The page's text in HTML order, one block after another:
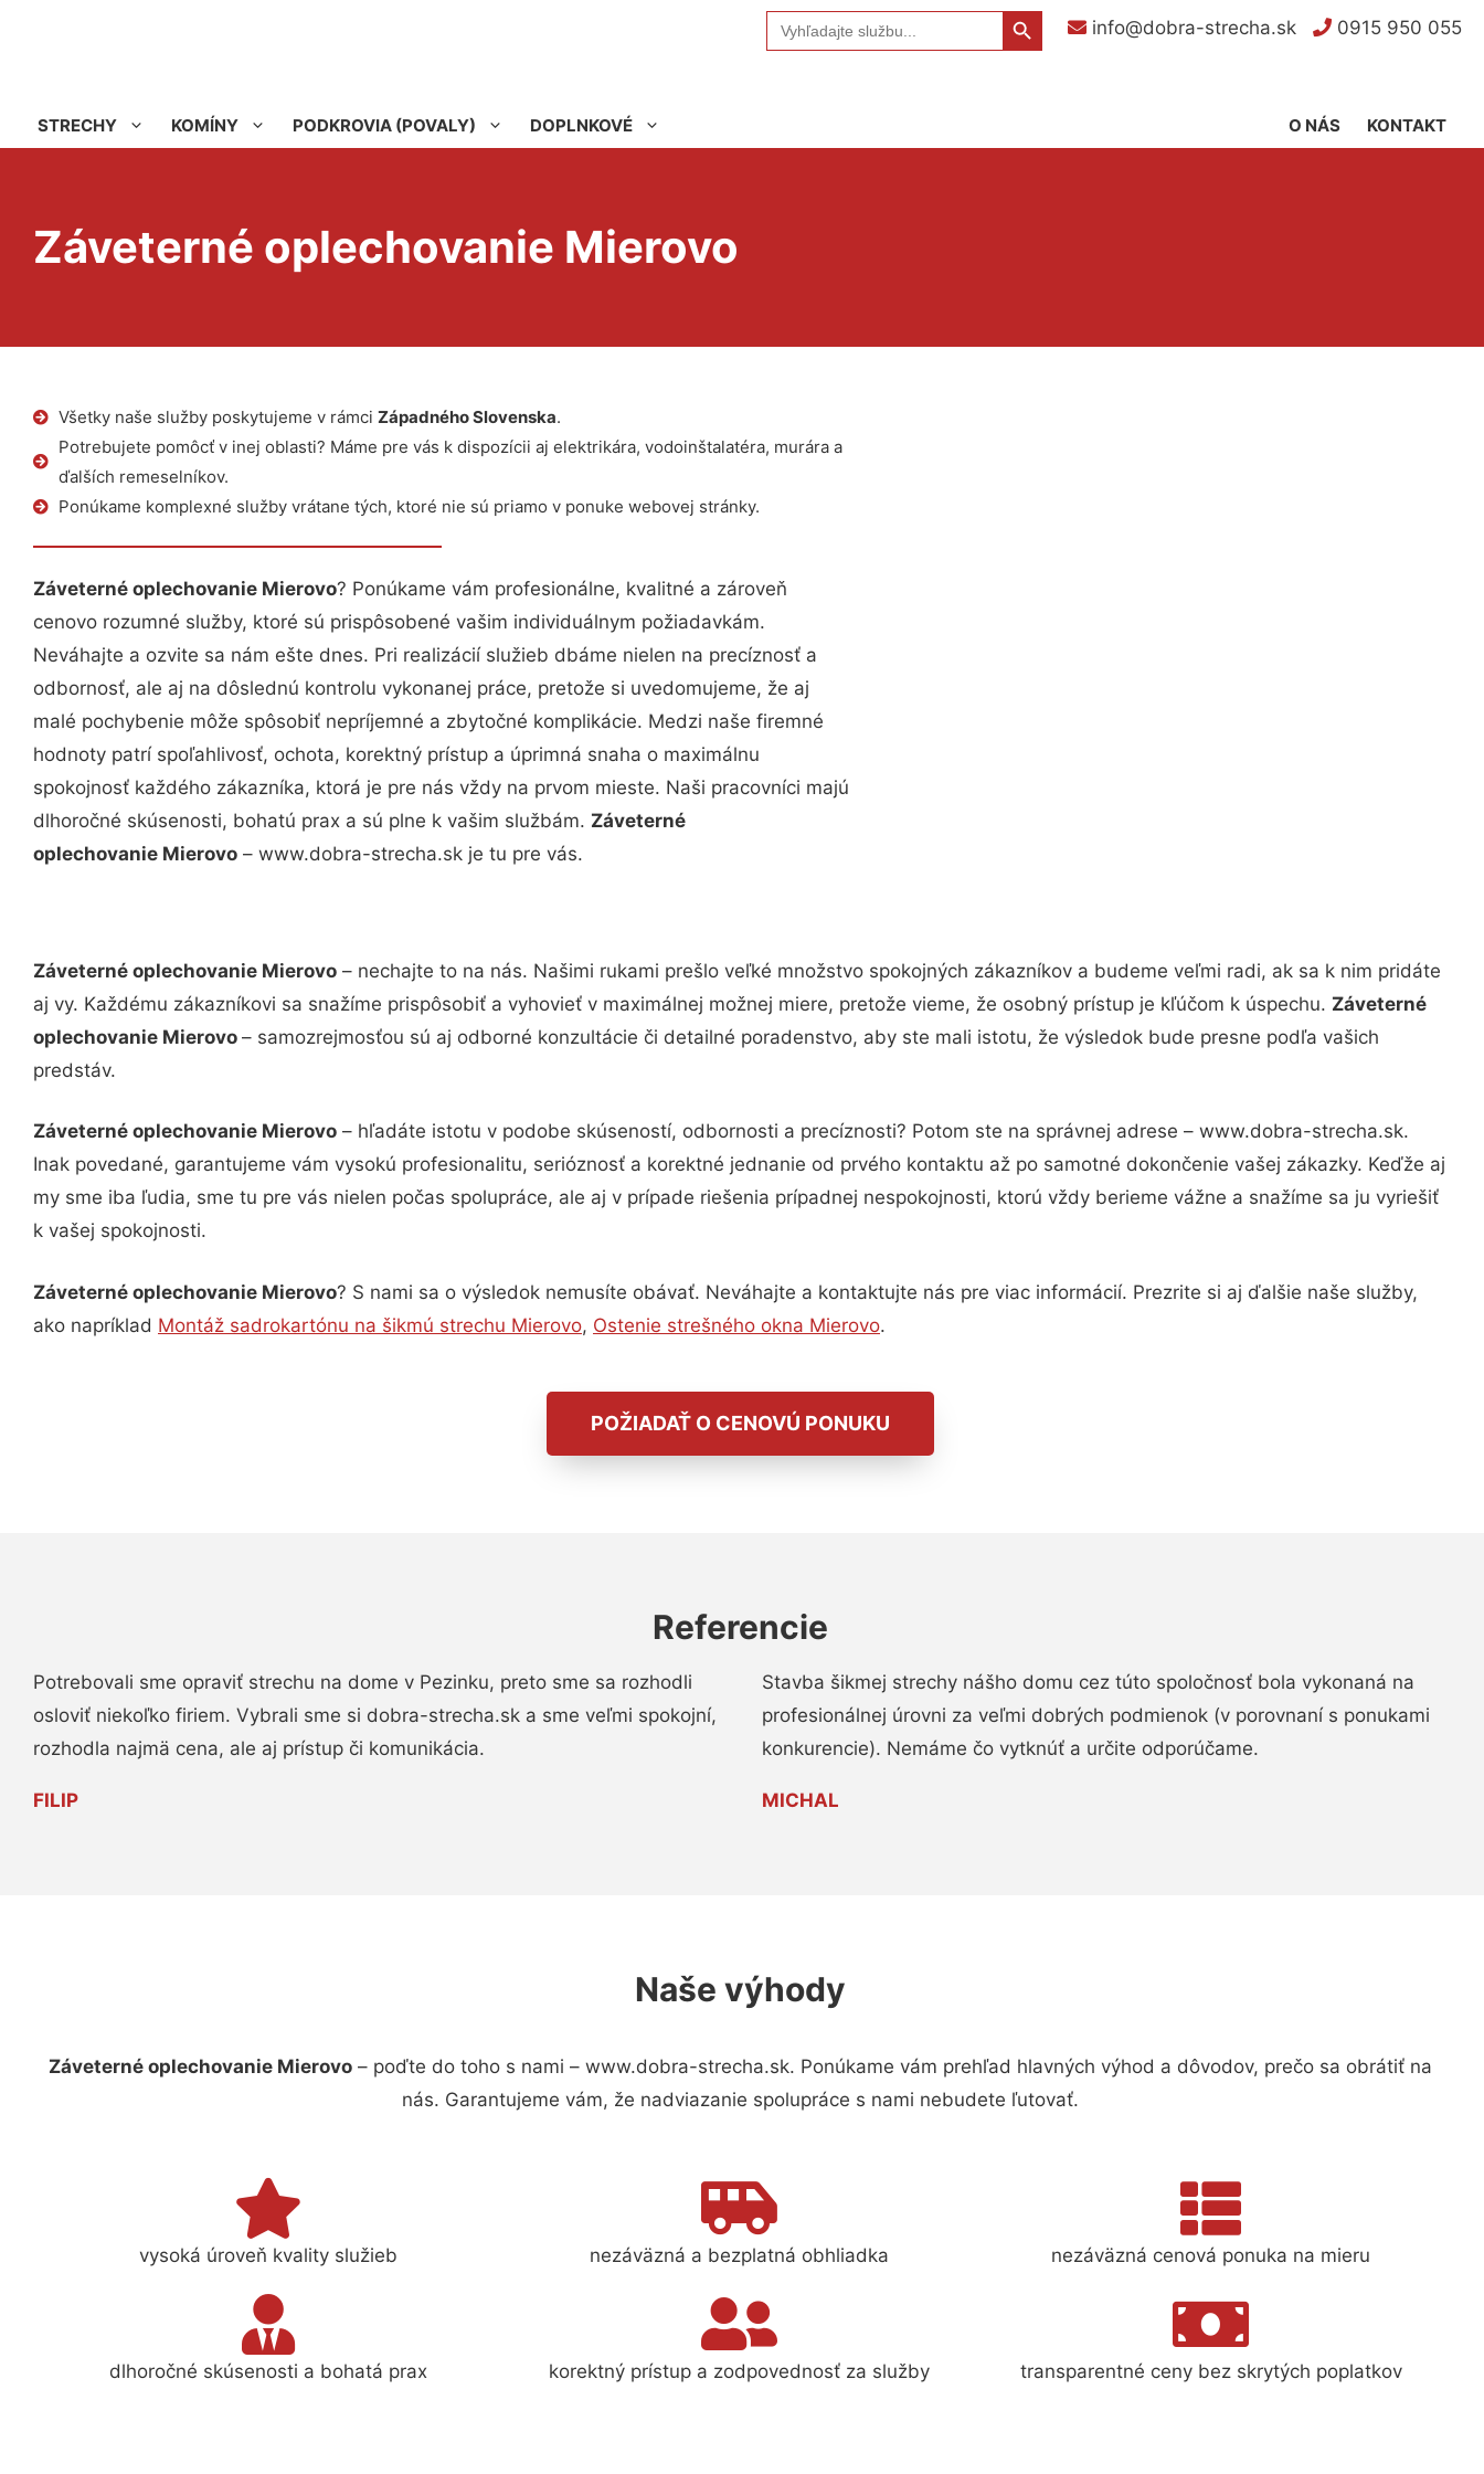
Search
for:
Search Button
info@dobra-strecha.sk
0915 950 055
STRECHY KOMÍNY PODKROVIA (POVALY) DOPLNKOVÉ KONTAKT
O NÁS
Záveterné oplechovanie Mierovo
Všetky naše služby poskytujeme v rámci Západného Slovenska.
Potrebujete pomôcť v inej oblasti? Máme pre vás k dispozícii aj elektrikára, vodoinštalatéra, murára a
ďalších remeselníkov.
Ponúkame komplexné služby vrátane tých, ktoré nie sú priamo v ponuke webovej stránky.
Záveterné oplechovanie Mierovo? Ponúkame vám profesionálne, kvalitné a zároveň
cenovo rozumné služby, ktoré sú prispôsobené vašim individuálnym požiadavkám.
Neváhajte a ozvite sa nám ešte dnes. Pri realizácií služieb dbáme nielen na precíznosť a
odbornosť, ale aj na dôslednú kontrolu vykonanej práce, pretože si uvedomujeme, že aj
malé pochybenie môže spôsobiť nepríjemné a zbytočné komplikácie. Medzi naše firemné
hodnoty patrí spoľahlivosť, ochota, korektný prístup a úprimná snaha o maximálnu
spokojnosť každého zákazníka, ktorá je pre nás vždy na prvom mieste. Naši pracovníci majú
dlhoročné skúsenosti, bohatú prax a sú plne k vašim službám. Záveterné
oplechovanie Mierovo – www.dobra-strecha.sk je tu pre vás.
Záveterné oplechovanie Mierovo – nechajte to na nás. Našimi rukami prešlo veľké množstvo spokojných zákazníkov a budeme veľmi radi, ak sa k nim pridáte
aj vy. Každému zákazníkovi sa snažíme prispôsobiť a vyhovieť v maximálnej možnej miere, pretože vieme, že osobný prístup je kľúčom k úspechu. Záveterné
oplechovanie Mierovo – samozrejmosťou sú aj odborné konzultácie či detailné poradenstvo, aby ste mali istotu, že výsledok bude presne podľa vašich
predstáv.
Záveterné oplechovanie Mierovo – hľadáte istotu v podobe skúseností, odbornosti a precíznosti? Potom ste na správnej adrese – www.dobra-strecha.sk.
Inak povedané, garantujeme vám vysokú profesionalitu, serióznosť a korektné jednanie od prvého kontaktu až po samotné dokončenie vašej zákazky. Keďže aj
my sme iba ľudia, sme tu pre vás nielen počas spolupráce, ale aj v prípade riešenia prípadnej nespokojnosti, ktorú vždy berieme vážne a snažíme sa ju vyriešiť
k vašej spokojnosti.
Záveterné oplechovanie Mierovo? S nami sa o výsledok nemusíte obávať. Neváhajte a kontaktujte nás pre viac informácií. Prezrite si aj ďalšie naše služby,
ako napríklad Montáž sadrokartónu na šikmú strechu Mierovo, Ostenie strešného okna Mierovo.
POŽIADAŤ O CENOVÚ PONUKU
Referencie
Potrebovali sme opraviť strechu na dome v Pezinku, preto sme sa rozhodli
osloviť niekoľko firiem. Vybrali sme si dobra-strecha.sk a sme veľmi spokojní,
rozhodla najmä cena, ale aj prístup či komunikácia.
FILIP
Stavba šikmej strechy nášho domu cez túto spoločnosť bola vykonaná na
profesionálnej úrovni za veľmi dobrých podmienok (v porovnaní s ponukami
konkurencie). Nemáme čo vytknúť a určite odporúčame.
MICHAL
Naše výhody
Záveterné oplechovanie Mierovo– poďte do toho s nami – www.dobra-strecha.sk. Ponúkame vám prehľad hlavných výhod a dôvodov, prečo sa obrátiť na
nás. Garantujeme vám, že nadviazanie spolupráce s nami nebudete ľutovať.
vysoká úroveň kvality služieb nezáväzná a bezplatná obhliadka nezáväzná cenová ponuka na mieru
dlhoročné skúsenosti a bohatá prax korektný prístup a zodpovednosť za služby transparentné ceny bez skrytých poplatkov